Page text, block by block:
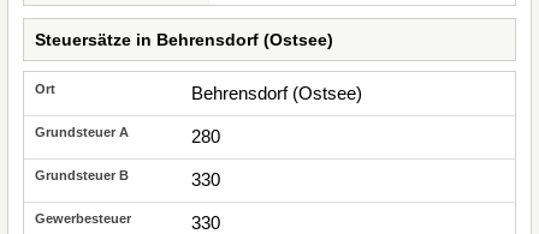
Steuersätze in Behrensdorf (Ostsee)
Behrensdorf (Ostsee)
280
330
330